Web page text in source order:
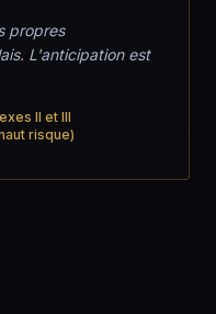
propres
L'anticipation est
II et III
risque)